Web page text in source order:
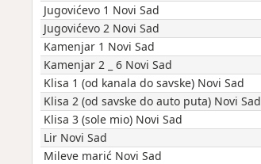
Jugovićevo 1 Novi Sad
Jugovićevo 2 Novi Sad
Kamenjar 1 Novi Sad
Kamenjar 2 _ 6 Novi Sad
Klisa 1 (od kanala do savske) Novi Sad
Klisa 2 (od savske do auto puta) Novi Sad
Klisa 3 (sole mio) Novi Sad
Lir Novi Sad
Mileve marić Novi Sad